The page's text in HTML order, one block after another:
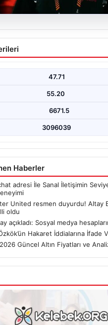
United resmen
yeni adresi
47.71
55.20
6671.5
3096039
Haberler
adresi İle Sanal İletişimin
United resmen duyurdu! Altay
oldu
açıkladı: Sosyal medya
Hakaret İddialarına İfade
Güncel Altın Fiyatları ve